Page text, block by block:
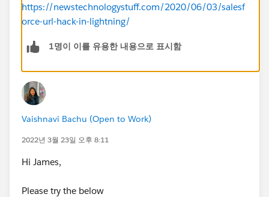
https://newstechnologystuff.com/2020/06/03/salesf
orce-url-hack-in-lightning/
1명이 이를 유용한 내용으로 표시함
Vaishnavi Bachu (Open to Work)
2022년 3월 23일 오후 8:11
Hi James,
Please try the below